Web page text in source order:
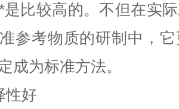
比较高的。不但在实
参考物质的研制中，
成为标准方法。
性好